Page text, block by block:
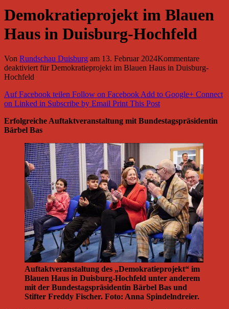
Demokratieprojekt im Blauen
Haus in Duisburg-Hochfeld
Von Rundschau Duisburg am 13. Februar 2024Kommentare
deaktiviertfür Demokratieprojekt im Blauen Haus in Duisburg-
Hochfeld
Auf Facebook teilen Follow on FacebookAdd to Google+ Connect
on Linked in Subscribe by Email Print This Post
Erfolgreiche Auftaktveranstaltung mit Bundestagspräsidentin
Bärbel Bas
Auftaktveranstaltung des „Demokratieprojekt“ im
Blauen Haus in Duisburg-Hochfeld unter anderem
mit der Bundestagspräsidentin Bärbel Bas und
Stifter Freddy Fischer. Foto: Anna Spindelndreier.